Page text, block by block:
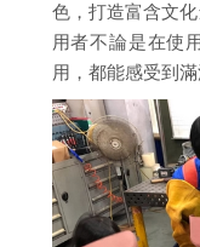
色，打造富含文
用者不論是在使
用，都能感受到滿